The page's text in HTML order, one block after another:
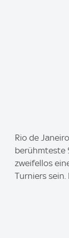
m
Rio de
berühmteste
zweifellos
Turniers